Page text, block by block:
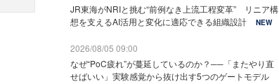
JR東海がNRIと挑む“前例なき上流工程変革” リニア構
想を支えるAI活用と変化に適応できる組織設計
NEW
2026/08/05 09:00
なぜ“PoC疲れ”が蔓延しているのか？──「またやり直
せばいい」実験感覚から抜け出す5つのゲートモデル